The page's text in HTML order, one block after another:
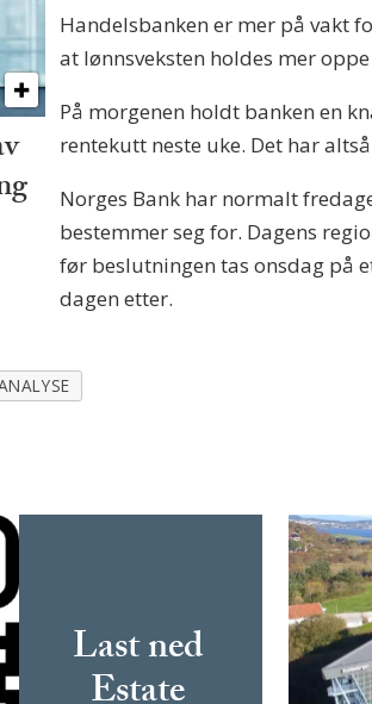
Handelsbanken er mer på vakt
at lønnsveksten holdes mer
På morgenen holdt banken en
rentekutt neste uke. Det har
Norges Bank har normalt
bestemmer seg for. Dagens
før beslutningen tas onsdag på
dagen etter.
Last ned